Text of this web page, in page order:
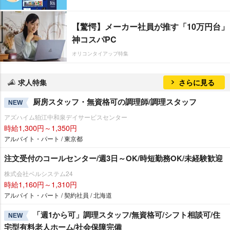
【驚愕】メーカー社員が推す「10万円台」
神コスパPC
オリコンタイアップ特集
求人特集 さらに見る
NEW 厨房スタッフ・無資格可の調理師/調理スタッフ
アズハイム狛江中和泉デイサービスセンター
時給1,300円～1,350円
アルバイト・パート / 東京都
注文受付のコールセンター/週3日～OK/時短勤務OK/未経験歓迎
株式会社ベルシステム24
時給1,160円～1,310円
アルバイト・パート / 契約社員 / 北海道
NEW
「週1から可」調理スタッフ/無資格可/シフト相談可/住
宅型有料老人ホーム/社会保障完備